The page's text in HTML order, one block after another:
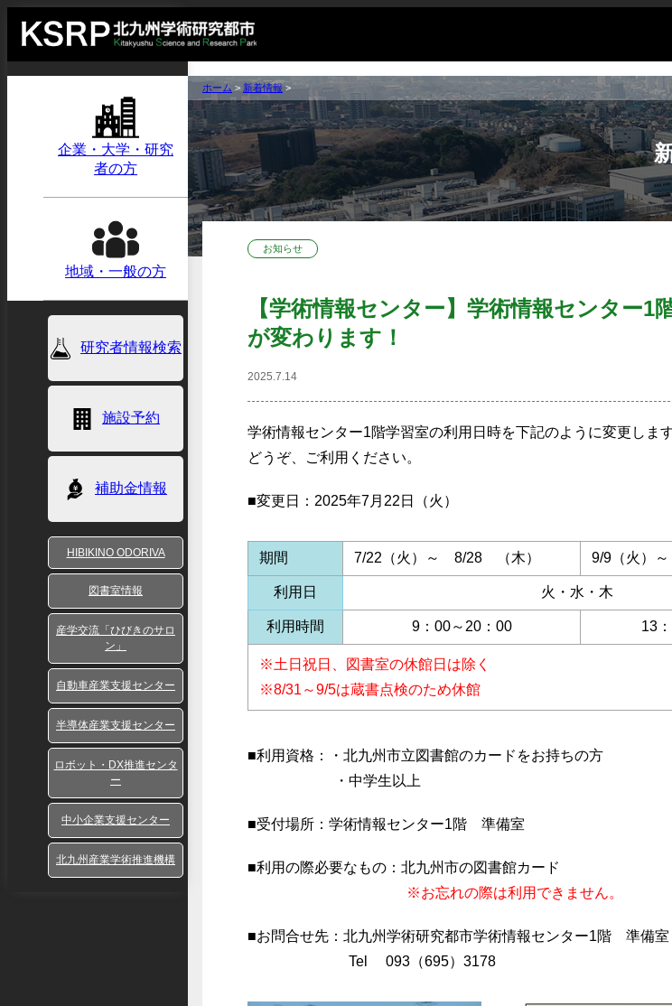
企業・大学・研究
者の方
地域・一般の方
研究者情報検索
施設予約
補助金情報
HIBIKINO ODORIVA
図書室情報
産学交流「ひびきのサロ
ン」
自動車産業支援センター
半導体産業支援センター
ロボット・DX推進センタ
ー
中小企業支援センター
北九州産業学術推進機構
ホーム > 新着情報 >
お知らせ
【学術情報センター】学術情報センター1
が変わります！
2025.7.14
学術情報センター1階学習室の利用日時を下記のように変更します
どうぞ、ご利用ください。
■変更日：2025年7月22日（火）
期間 7/22（火）～ 8/28 （木） 9/9
利用日 火・水・木
利用時間 9：00～20：00 13
※土日祝日、図書室の休館日は除く
※8/31～9/5は蔵書点検のため休館
■利用資格：・北九州市立図書館のカードをお持ちの方
・中学生以上
■受付場所：学術情報センター1階 準備室
■利用の際必要なもの：北九州市の図書館
※お忘れの際は利用できません。
■お問合せ先：北九州学術研究都市学術情報センター1階 準備
Tel 093（695）3178